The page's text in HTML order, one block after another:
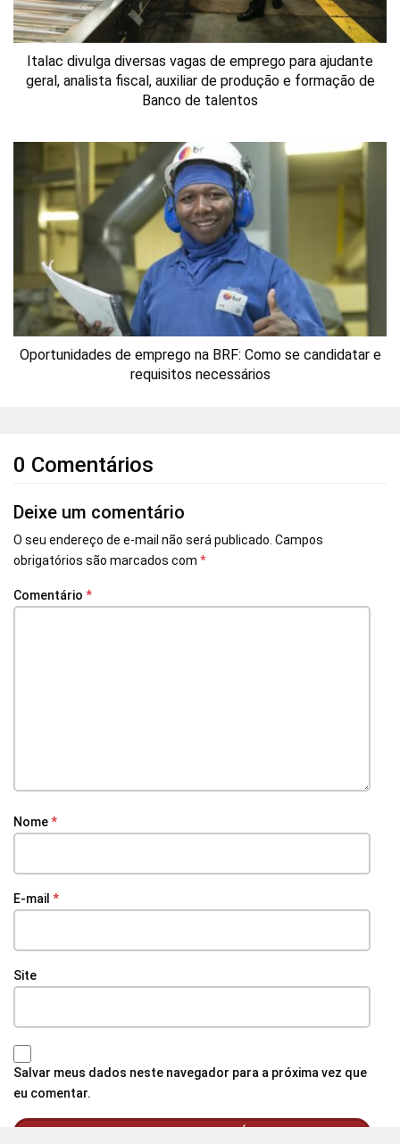
Italac divulga diversas vagas de emprego para ajudante
geral, analista fiscal, auxiliar de produção e formação de
Banco de talentos
Oportunidades de emprego na BRF: Como se candidatar e
requisitos necessários
0 Comentários
Deixe um comentário
O seu endereço de e-mail não será publicado. Campos
obrigatórios são marcados com *
Comentário *
Nome*
E-mail *
Site
Salvar meus dados neste navegador para a próxima vez que
eu comentar.